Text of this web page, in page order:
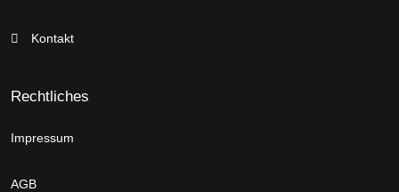
Kontakt
Rechtliches
Impressum
AGB